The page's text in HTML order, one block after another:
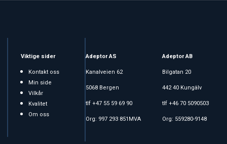
Viktige sider
Kontakt oss
Min side
Vilkår
Kvalitet
Om oss
Adeptor AS
Kanalveien 62
5068 Bergen
tlf +47 55 59 69 90
Org: 997 293 851MVA
Adeptor AB
Bilgatan 20
442 40 Kungälv
tlf +46 70 5090503
Org: 559280-9148